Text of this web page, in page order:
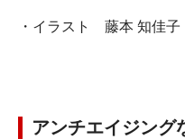
・イラスト 藤本 知佳子
アンチエイジング